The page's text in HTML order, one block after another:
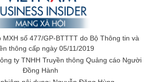
MXH số 477/GP-BTTTT do Bộ Thông tin và
thông cấp ngày 05/11/2019
ty TNHH Truyền thông Quảng cáo Người
Đồng Hành